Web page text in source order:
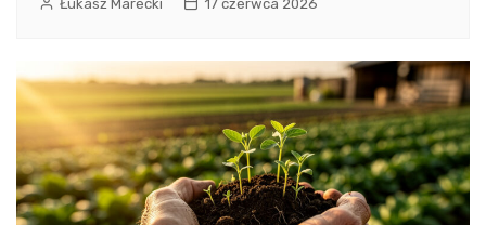
Łukasz Marecki 17 czerwca 2026